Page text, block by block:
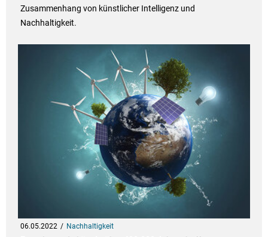
Zusammenhang von künstlicher Intelligenz und
Nachhaltigkeit.
06.05.2022 Nachhaltigkeit